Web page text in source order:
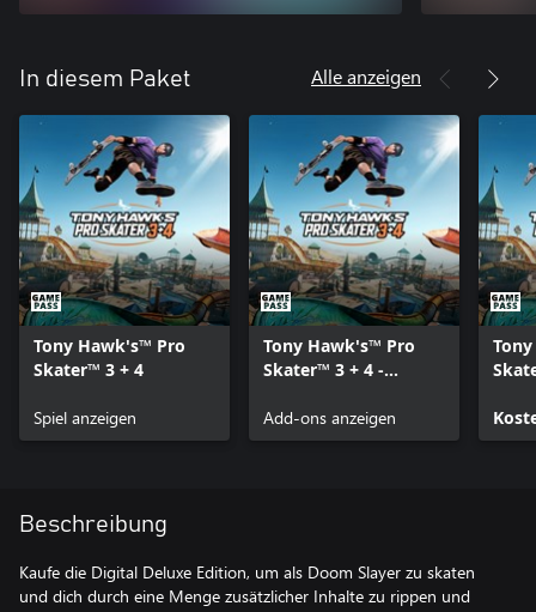
In diesem Paket Alle anzeigen
Tony Hawk's™ Pro
Skater™ 3 + 4
Spiel anzeigen
Tony Hawk's™ Pro
Skater™ 3 + 4 -
Shader
Add-ons anzeigen
Beschreibung
Kaufe die Digital Deluxe Edition, um als Doom Slayer zu skaten
und dich durch eine Menge zusätzlicher Inhalte zu rippen und